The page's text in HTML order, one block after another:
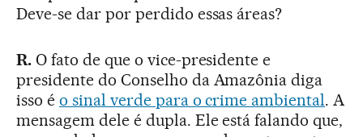
Deve-se dar por perdido essas áreas?
R.O fato de que o vice-presidente e
presidente do Conselho da Amazônia diga
isso é o sinal verde para o crime ambiental. A
mensagem dele é dupla. Ele está falando que,